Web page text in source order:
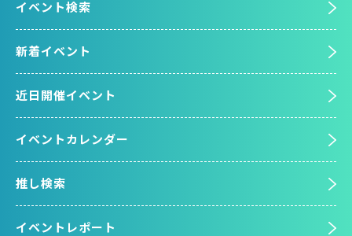
イベント検索
新着イベント
近日開催イベント
イベントカレンダー
推し検索
イベントレポート